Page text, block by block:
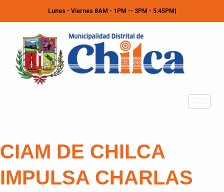
Lunes - Viernes 8AM - 1PM -- 3PM - 5:45PM
CIAM DE CHILCA
IMPULSA CHARLAS